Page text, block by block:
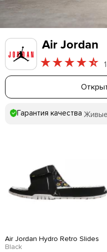
Air Jordan
Гарантия качества
Air Jordan Hydro Retro Slides
Black